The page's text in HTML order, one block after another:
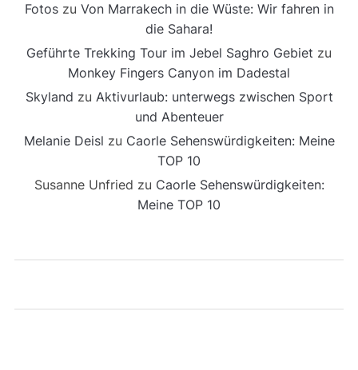
Fotoszu Von Marrakech in die Wüste: Wir fahren in
die Sahara!
Geführte Trekking Tour im Jebel Saghro Gebiet zu
Monkey Fingers Canyon im Dadestal
Skyland zu Aktivurlaub: unterwegs zwischen Sport
und Abenteuer
Melanie Deisl zu Caorle Sehenswürdigkeiten: Meine
TOP 10
Susanne Unfried zu Caorle Sehenswürdigkeiten:
Meine TOP 10